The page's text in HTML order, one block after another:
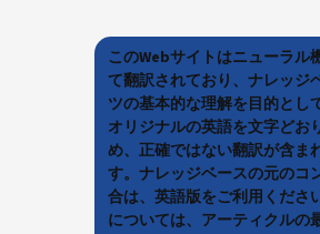
このWebサイトはニューラル
て翻訳されており、ナレッジ
ツの基本的な理解を目的とし
オリジナルの英語を文字どお
め、正確ではない翻訳が含ま
す。ナレッジベースの元のコ
合は、英語版をご利用くださ
については、アーティクル